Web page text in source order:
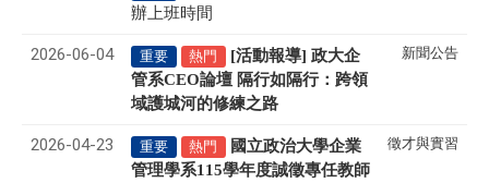
辦上班時間
2026-06-04 重要 熱門
[活動報導] 政大企
管系CEO論壇 隔行如隔行：跨領
域護城河的修練之路
新聞公告
2026-04-23 重要 熱門
國立政治大學企業
管理學系115學年度誠徵專任教師
徵才與實習